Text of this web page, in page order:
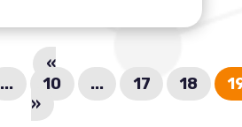
«
... 10 ... 17 18
»